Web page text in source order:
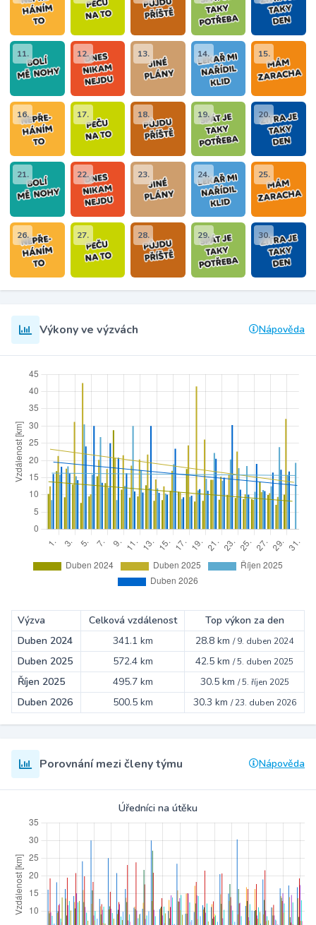
11. 12. 13. 14. 15.
16. 17. 18. 19. 20.
21. 22. 23. 24. 25.
26. 27. 28. 29. 30.
Výkony ve výzvách Nápověda
Výzva Celková vzdálenost
Top výkon za den
Duben 2024
341.1 km 28.8 km /9. duben 2024
Duben 2025 572.4 km 42.5 km /5. duben 2025
Říjen 2025 495.7 km 30.5 km /5. říjen 2025
Duben 2026 500.5 km 30.3 km /23. duben 2026
Porovnání mezi členy týmu Nápověda
Úředníci na útěku